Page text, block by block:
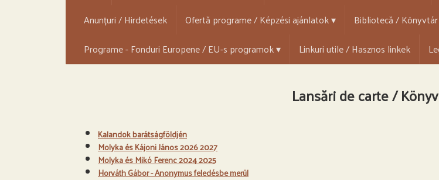
Anunțuri / Hirdetések
Ofertă programe / Képzési ajánlatok ▾ Bibliotecă /
Programe - Fonduri Europene / EU-s programok ▾
Linkuri utile / Hasznos linkek
Lansări de carte /
Kalandok barátságföldjén
Molyka és Kájoni János 2026 2027
Molyka és Mikó Ferenc 2024 2025
Horváth Gábor - Anonymus feledésbe merül